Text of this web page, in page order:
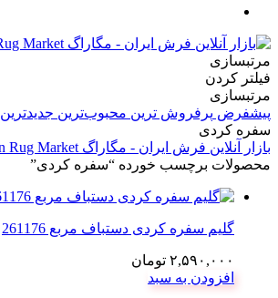
مرتبسازی
فیلتر کردن
مرتبسازی
پیشفرض پرفروش ترین محبوب‌ترین جدیدترین
سفره کردی
بازار آنلاین فرش ایران - مگاراگ Megarug Persian Rug Market
محصولات برچسب خورده “سفره کردی”
گلیم سفره کردی دستباف مربع 261176
۲,۵۹۰,۰۰۰ تومان
افزودن به سبد